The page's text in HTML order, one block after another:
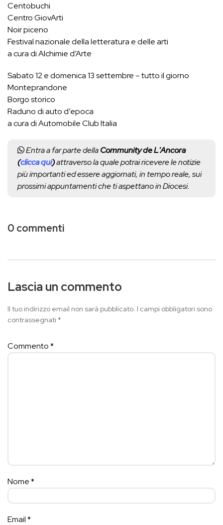
Centobuchi
Centro GiovArti
Noir piceno
Festival nazionale della letteratura e delle arti
a cura di Alchimie d’Arte
Sabato 12 e domenica 13 settembre – tutto il giorno
Monteprandone
Borgo storico
Raduno di auto d’epoca
a cura di Automobile Club Italia
Entra a far parte dellaCommunity de L'Ancora
(clicca qui)attraverso la quale potrai ricevere le notizie
più importanti ed essere aggiornati, in tempo reale, sui
prossimi appuntamenti che ti aspettano in Diocesi.
0 commenti
Lascia un commento
Il tuo indirizzo email non sarà pubblicato. I campi obbligatori sono
contrassegnati *
Commento*
Nome*
Email*